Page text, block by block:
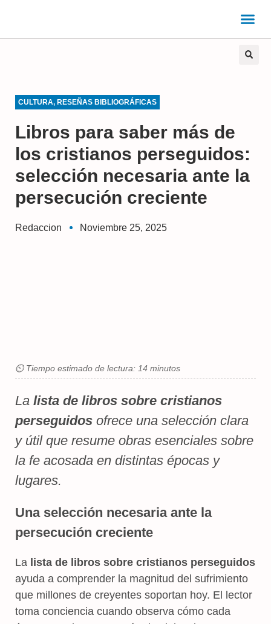
CULTURA, RESEÑAS BIBLIOGRÁFICAS
Libros para saber más de
los cristianos perseguidos:
selección necesaria ante la
persecución creciente
Redaccion Noviembre 25, 2025
⏲ Tiempo estimado de lectura: 14 minutos
La lista de libros sobre cristianos
perseguidos ofrece una selección clara
y útil que resume obras esenciales sobre
la fe acosada en distintas épocas y
lugares.
Una selección necesaria ante la
persecución creciente
La lista de libros sobre cristianos perseguidos
ayuda a comprender la magnitud del sufrimiento
que millones de creyentes soportan hoy. El lector
toma conciencia cuando observa cómo cada